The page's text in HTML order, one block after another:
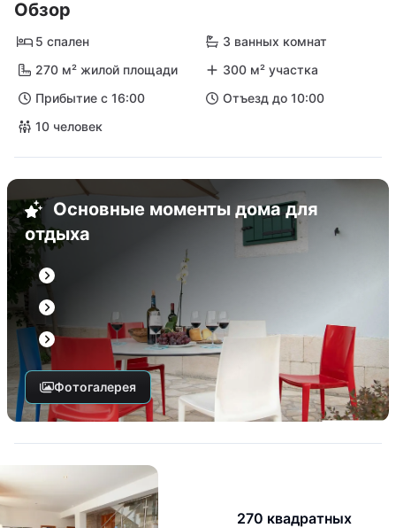
Обзор
5 спален
3 ванных комнат
270 м² жилой площади
300 м² участка
Прибытие с 16:00
Отъезд до 10:00
10 человек
Основные моменты дома для
отдыха
Фотогалерея
270 квадратных